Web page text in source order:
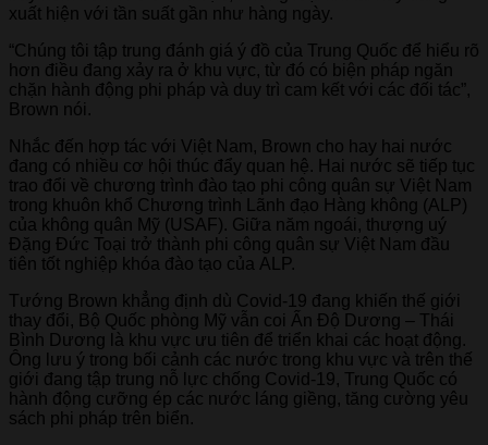
xuất hiện với tần suất gần như hàng ngày.
“Chúng tôi tập trung đánh giá ý đồ của Trung Quốc để hiểu rõ
hơn điều đang xảy ra ở khu vực, từ đó có biện pháp ngăn
chặn hành động phi pháp và duy trì cam kết với các đối tác”,
Brown nói.
Nhắc đến hợp tác với Việt Nam, Brown cho hay hai nước
đang có nhiều cơ hội thúc đẩy quan hệ. Hai nước sẽ tiếp tục
trao đổi về chương trình đào tạo phi công quân sự Việt Nam
trong khuôn khổ Chương trình Lãnh đạo Hàng không (ALP)
của không quân Mỹ (USAF). Giữa năm ngoái, thượng uý
Đặng Đức Toại trở thành phi công quân sự Việt Nam đầu
tiên tốt nghiệp khóa đào tạo của ALP.
Tướng Brown khẳng định dù Covid-19 đang khiến thế giới
thay đổi, Bộ Quốc phòng Mỹ vẫn coi Ấn Độ Dương – Thái
Bình Dương là khu vực ưu tiên để triển khai các hoạt động.
Ông lưu ý trong bối cảnh các nước trong khu vực và trên thế
giới đang tập trung nỗ lực chống Covid-19, Trung Quốc có
hành động cưỡng ép các nước láng giềng, tăng cường yêu
sách phi pháp trên biển.